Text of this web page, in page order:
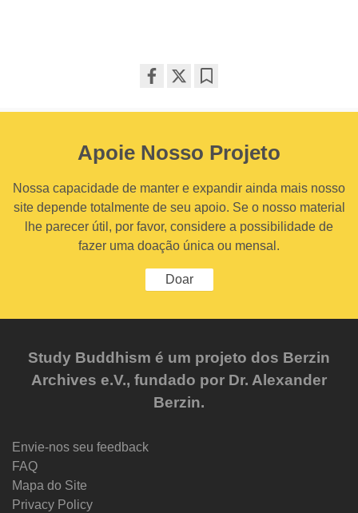
on
Apoie Nosso Projeto
Nossa capacidade de manter e expandir ainda mais nosso
site depende totalmente de seu apoio. Se o nosso material
lhe parecer útil, por favor, considere a possibilidade de
fazer uma doação única ou mensal.
Doar
Study Buddhism é um projeto dos Berzin
Archives e.V., fundado por Dr. Alexander
Berzin.
Envie-nos seu feedback
FAQ
Mapa do Site
Privacy Policy